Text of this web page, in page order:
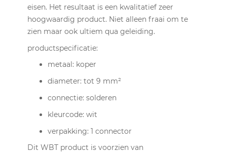
eisen. Het resultaat is een kwalitatief zeer
hoogwaardig product. Niet alleen fraai om te
zien maar ook ultiem qua geleiding.
productspecificatie:
metaal: koper
diameter: tot 9 mm²
connectie: solderen
kleurcode: wit
verpakking: 1 connector
Dit WBT product is voorzien van